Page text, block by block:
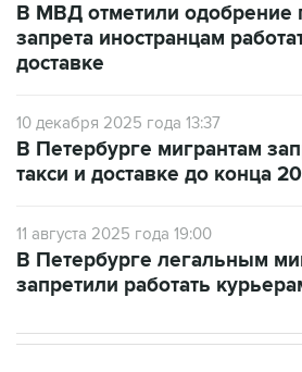
В МВД отметили одобрение
запрета иностранцам
доставке
10 декабря 2025 года 13:37
В Петербурге мигрантам
такси и доставке до конца
11 августа 2025 года 19:00
В Петербурге легальным
запретили работать